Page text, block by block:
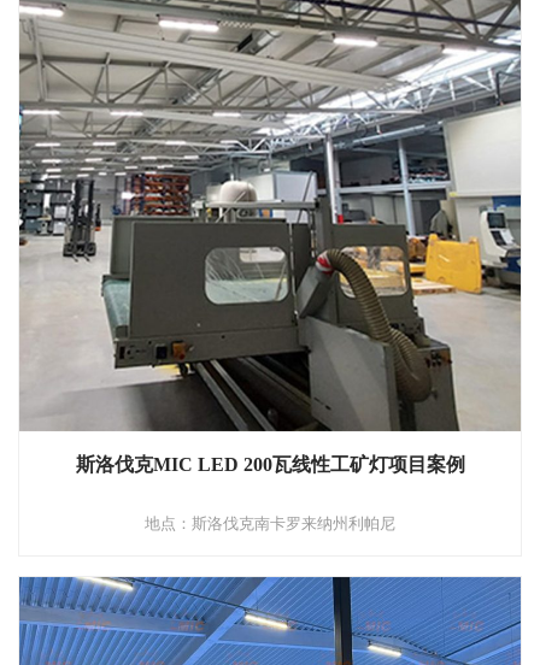
斯洛伐克MIC LED 200瓦线性工矿灯项目案例
地点：斯洛伐克南卡罗来纳州利帕尼